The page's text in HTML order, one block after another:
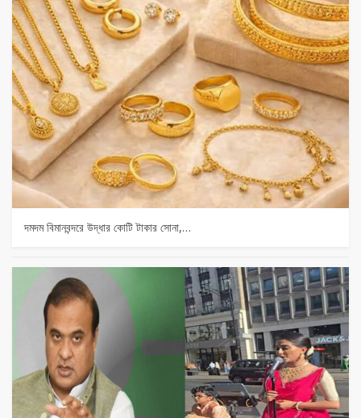
দমদম বিমানবন্দরে উদ্ধার কোটি টাকার সোনা,…